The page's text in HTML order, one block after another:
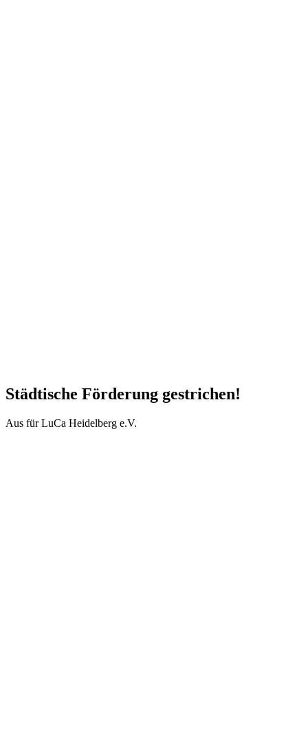
Städtische Förderung gestrichen!
Aus für LuCa Heidelberg e.V.